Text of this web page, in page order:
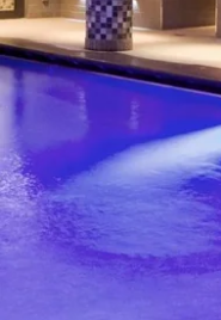
Martin's Brugge